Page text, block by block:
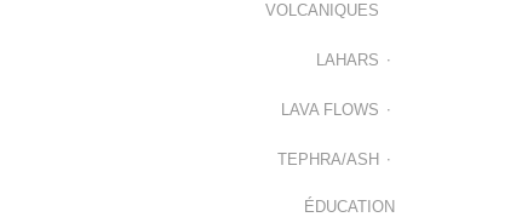
VOLCANIQUES
LAHARS
LAVA FLOWS
TEPHRA/ASH
ÉDUCATION